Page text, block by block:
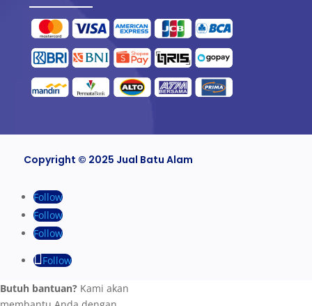
Copyright © 2025 Jual Batu Alam
Follow
Follow
Follow
Follow
Butuh bantuan? Kami akan